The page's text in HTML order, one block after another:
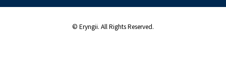
© Eryngii. All Rights Reserved.